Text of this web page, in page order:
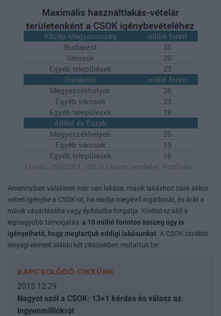
Amennyiben valakinek már van lakása, másik lakáshoz csak akkor
veheti igénybe a CSOK-ot, ha eladja meglévő ingatlanát, és árát a
másik vásárlásába vagy építésébe forgatja. Kivétel ez alól a
legnagyobb támogatás: a 10 millió forintos összeg úgy is
igényelhető, hogy megtartjuk eddigi lakásunkat. A CSOK további
lényegi elemeit alábbi két cikkünkben mutattuk be:
KAPCSOLÓDÓ CIKKÜNK
2015.12.29
Nagyot szól a CSOK: 13+1 kérdés és válasz az
ingyenmilliókról